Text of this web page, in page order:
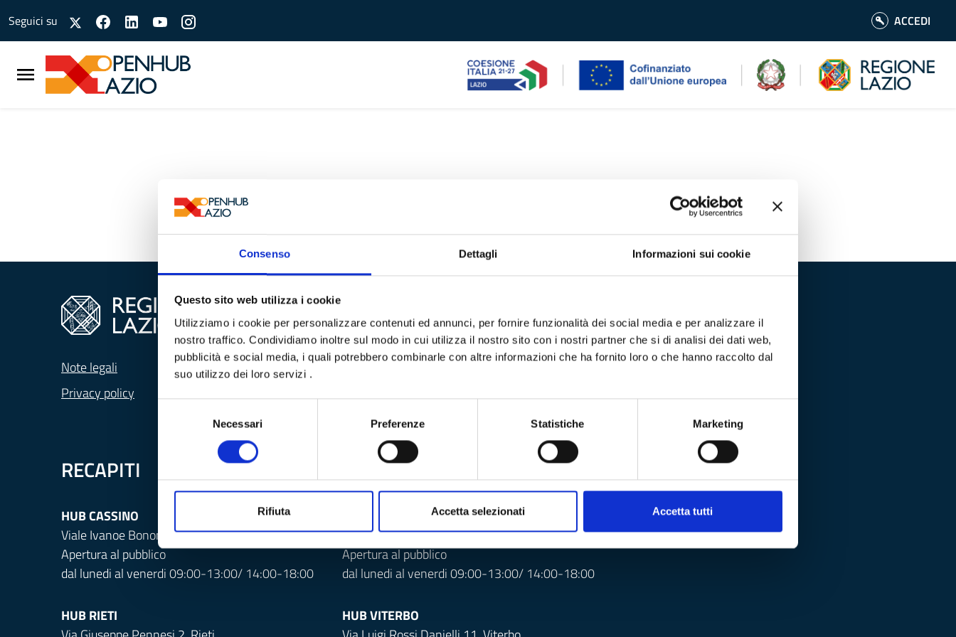
Consenso Dettagli Informazioni sui cookie
Questo sito web utilizza i cookie
Utilizziamo i cookie per personalizzare contenuti ed annunci, per fornire funzionalità dei social media e per analizzare il
nostro traffico. Condividiamo inoltre sul modo in cui utilizza il nostro sito con i nostri partner che si di analisi dei dati web,
pubblicità e social media, i quali potrebbero combinarle con altre informazioni che ha fornito loro o che hanno raccolto dal
suo utilizzo dei loro servizi .
Necessari Preferenze Statistiche Marketing
Rifiuta Accetta selezionati Accetta tutti
Vai al contenuto principale
Vai al footer
Seguici su ACCEDI
Note legali
Privacy policy
Numero verde
RECAPITI
HUB CASSINO
Viale Ivanoe Bonomi 2, Cassino (FR)
Apertura al pubblico
dal lunedi al venerdi 09:00-13:00/ 14:00-18:00
Via Tiberio 32 , Latina
Apertura al pubblico
dal lunedi al venerdi 09:00-13:00/ 14:00-18:00
HUB RIETI
HUB VITERBO